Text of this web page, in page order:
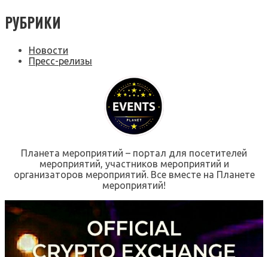
РУБРИКИ
Новости
Пресс-релизы
Планета мероприятий – портал для посетителей
мероприятий, участников мероприятий и
организаторов мероприятий. Все вместе на Планете
мероприятий!